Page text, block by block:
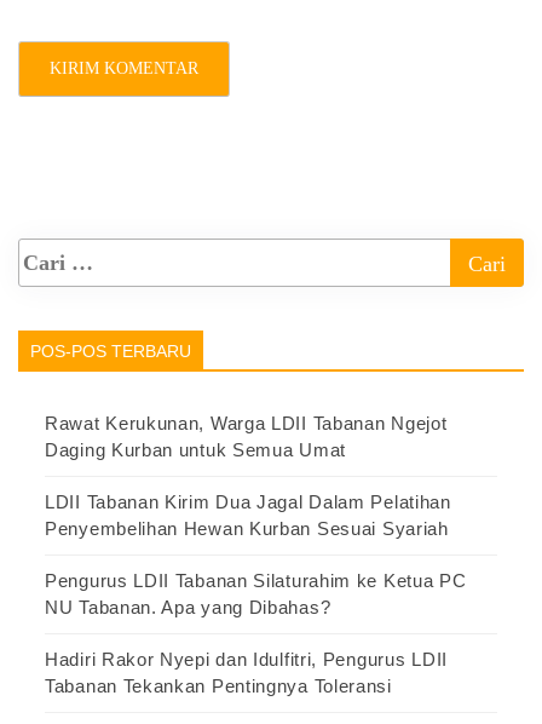
POS-POS TERBARU
Rawat Kerukunan, Warga LDII Tabanan Ngejot
Daging Kurban untuk Semua Umat
LDII Tabanan Kirim Dua Jagal Dalam Pelatihan
Penyembelihan Hewan Kurban Sesuai Syariah
Pengurus LDII Tabanan Silaturahim ke Ketua PC
NU Tabanan. Apa yang Dibahas?
Hadiri Rakor Nyepi dan Idulfitri, Pengurus LDII
Tabanan Tekankan Pentingnya Toleransi